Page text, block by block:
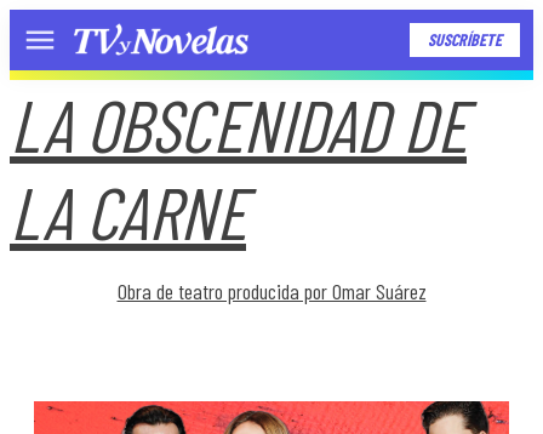
Menú SUSCRÍBETE
LA OBSCENIDAD DE
LA CARNE
Obra de teatro producida por Omar Suárez